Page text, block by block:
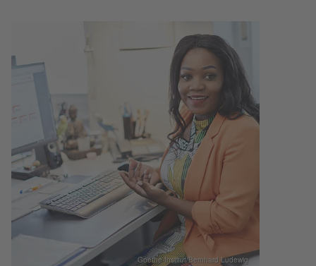
Goethe-Institut/Bernhard Ludewig